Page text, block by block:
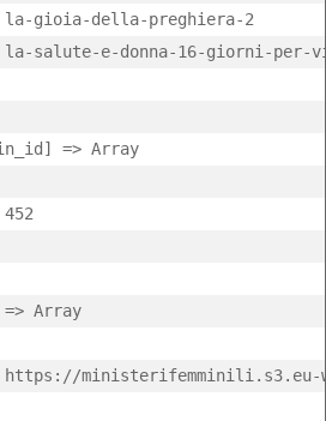
gioia-della-preghiera-2
salute-e-donna-16-giorni-per-
=> Array
452
=> Array